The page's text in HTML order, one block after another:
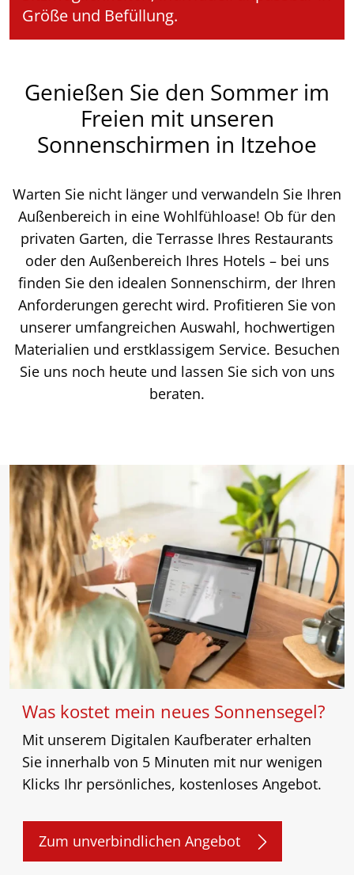
Größe und Befüllung.
Genießen Sie den Sommer im
Freien mit unseren
Sonnenschirmen in Itzehoe
Warten Sie nicht länger und verwandeln Sie Ihren
Außenbereich in eine Wohlfühloase! Ob für den
privaten Garten, die Terrasse Ihres Restaurants
oder den Außenbereich Ihres Hotels – bei uns
finden Sie den idealen Sonnenschirm, der Ihren
Anforderungen gerecht wird. Profitieren Sie von
unserer umfangreichen Auswahl, hochwertigen
Materialien und erstklassigem Service. Besuchen
Sie uns noch heute und lassen Sie sich von uns
beraten.
Was kostet mein neues Sonnensegel?
Mit unserem Digitalen Kaufberater erhalten
Sie innerhalb von 5 Minuten mit nur wenigen
Klicks Ihr persönliches, kostenloses Angebot.
Zum unverbindlichen Angebot